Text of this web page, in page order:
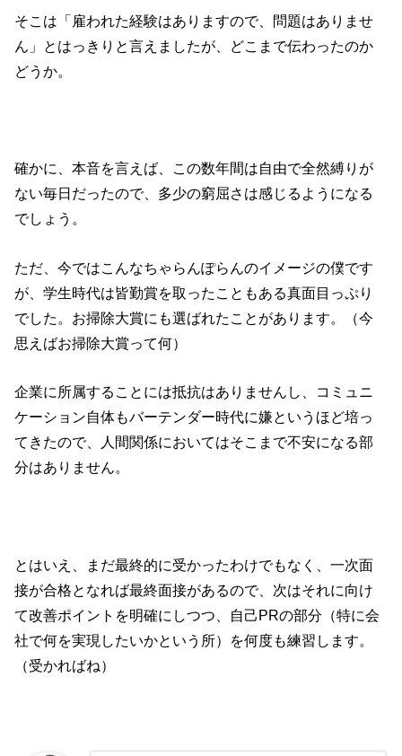
そこは「雇われた経験はありますので、問題はありませ
ん」とはっきりと言えましたが、どこまで伝わったのか
どうか。
確かに、本音を言えば、この数年間は自由で全然縛りが
ない毎日だったので、多少の窮屈さは感じるようになる
でしょう。
ただ、今ではこんなちゃらんぽらんのイメージの僕です
が、学生時代は皆勤賞を取ったこともある真面目っぷり
でした。お掃除大賞にも選ばれたことがあります。（今
思えばお掃除大賞って何）
企業に所属することには抵抗はありませんし、コミュニ
ケーション自体もバーテンダー時代に嫌というほど培っ
てきたので、人間関係においてはそこまで不安になる部
分はありません。
とはいえ、まだ最終的に受かったわけでもなく、一次面
接が合格となれば最終面接があるので、次はそれに向け
て改善ポイントを明確にしつつ、自己PRの部分（特に会
社で何を実現したいかという所）を何度も練習します。
（受かればね）